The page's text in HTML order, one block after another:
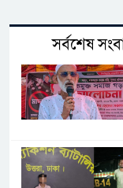
সর্বশেষ